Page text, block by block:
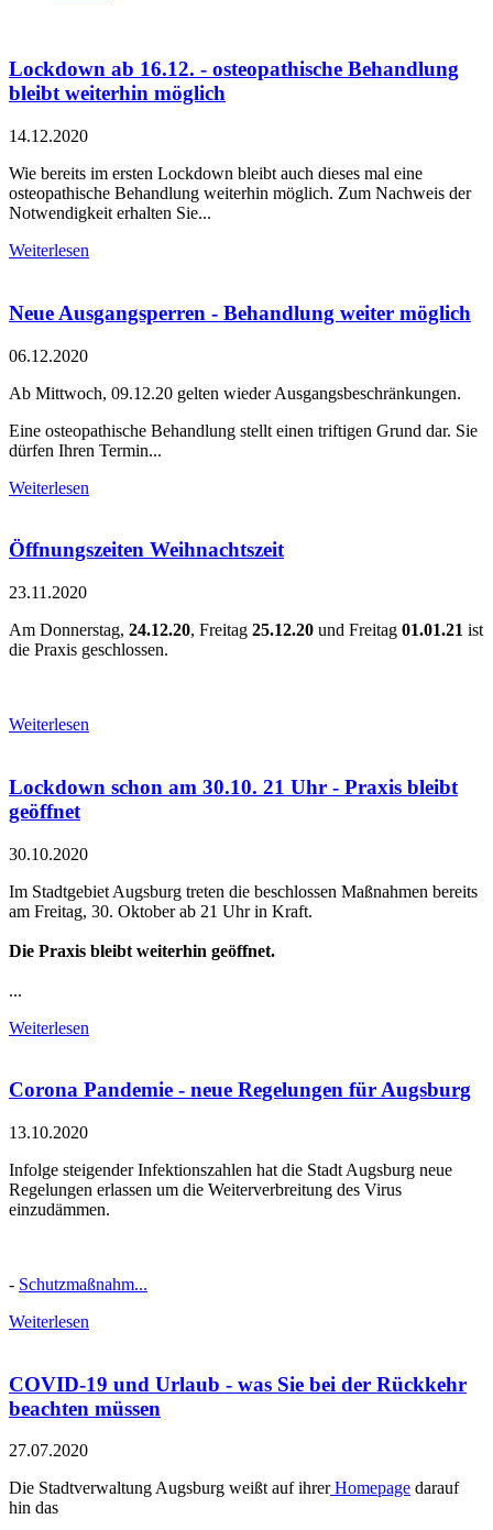
Lockdown ab 16.12. - osteopathische Behandlung
bleibt weiterhin möglich
14.12.2020
Wie bereits im ersten Lockdown bleibt auch dieses mal eine
osteopathische Behandlung weiterhin möglich. Zum Nachweis der
Notwendigkeit erhalten Sie...
Weiterlesen
Neue Ausgangsperren - Behandlung weiter möglich
06.12.2020
Ab Mittwoch, 09.12.20 gelten wieder Ausgangsbeschränkungen.
Eine osteopathische Behandlung stellt einen triftigen Grund dar. Sie
dürfen Ihren Termin...
Weiterlesen
Öffnungszeiten Weihnachtszeit
23.11.2020
Am Donnerstag, 24.12.20, Freitag 25.12.20 und Freitag 01.01.21 ist
die Praxis geschlossen.
Weiterlesen
Lockdown schon am 30.10. 21 Uhr - Praxis bleibt
geöffnet
30.10.2020
Im Stadtgebiet Augsburg treten die beschlossen Maßnahmen bereits
am Freitag, 30. Oktober ab 21 Uhr in Kraft.
Die Praxis bleibt weiterhin geöffnet.
...
Weiterlesen
Corona Pandemie - neue Regelungen für Augsburg
13.10.2020
Infolge steigender Infektionszahlen hat die Stadt Augsburg neue
Regelungen erlassen um die Weiterverbreitung des Virus
einzudämmen.
- Schutzmaßnahm...
Weiterlesen
COVID-19 und Urlaub - was Sie bei der Rückkehr
beachten müssen
27.07.2020
Die Stadtverwaltung Augsburg weißt auf ihrerHomepage darauf
hin das